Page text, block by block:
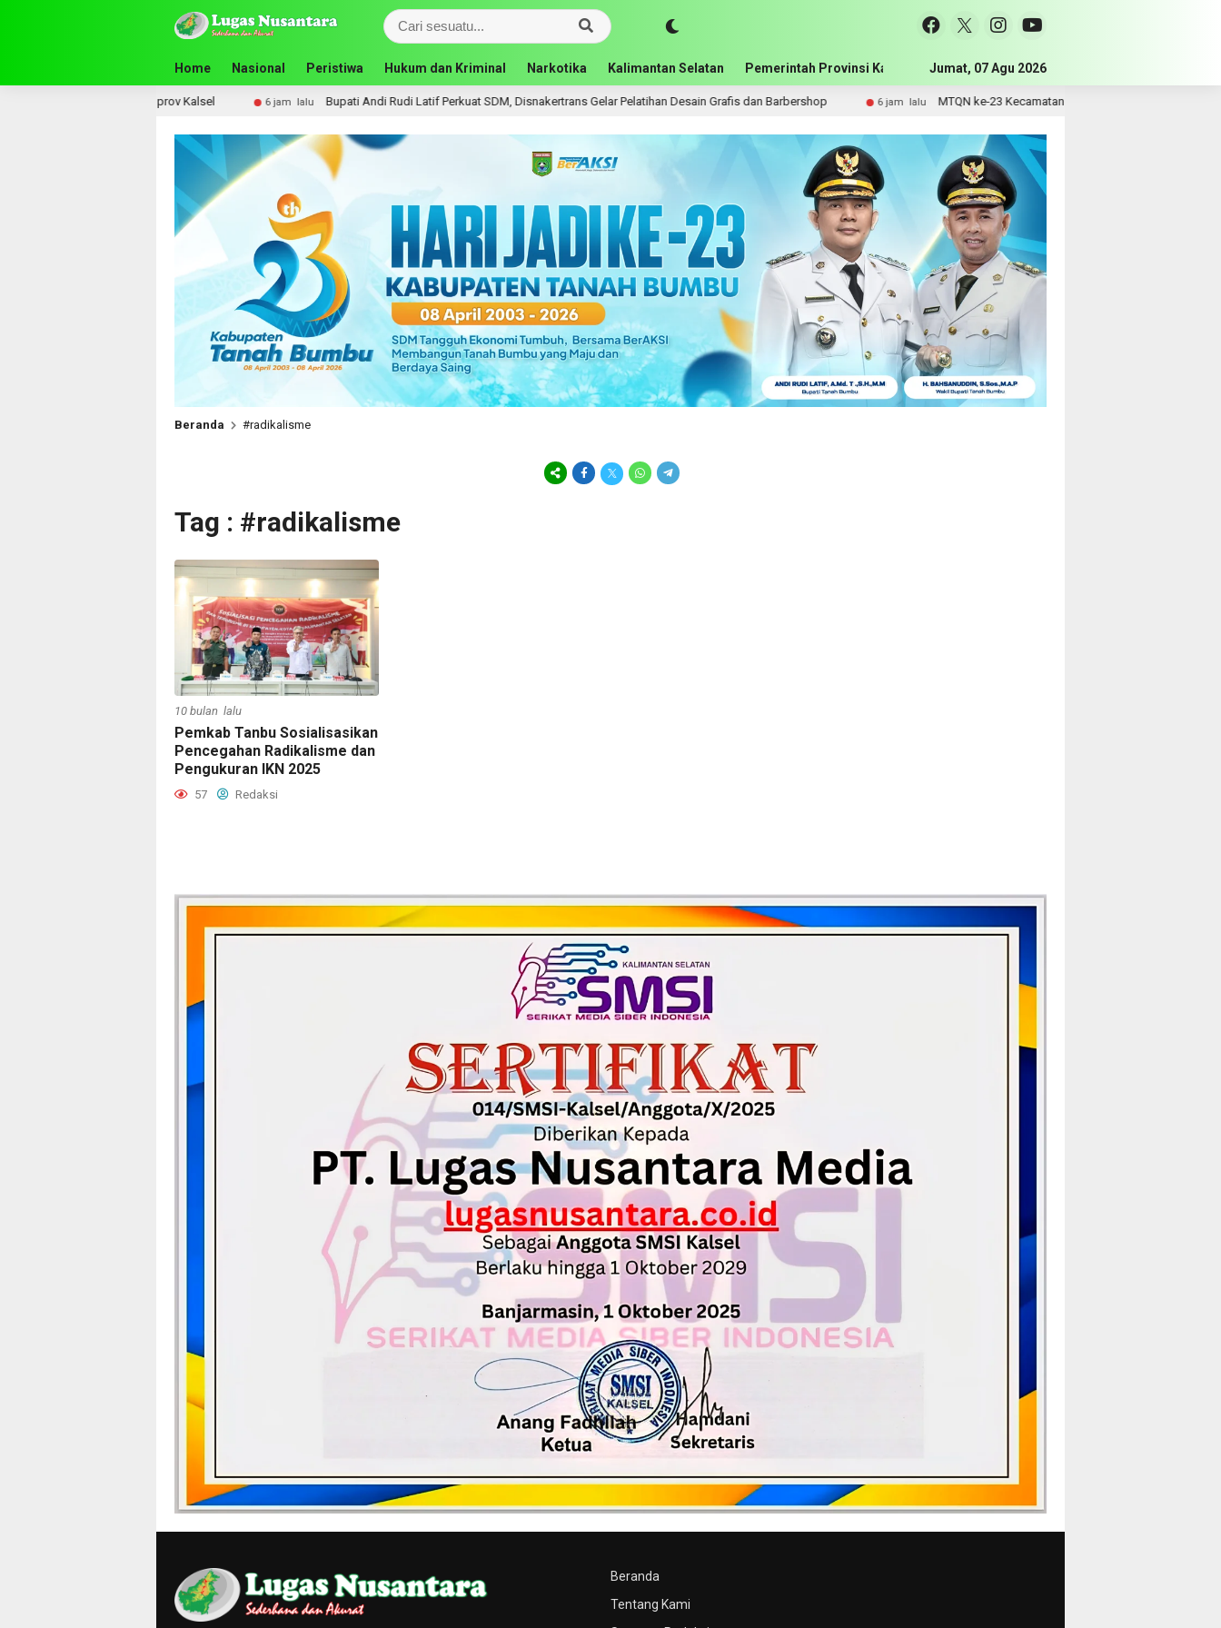
Home Nasional Peristiwa Hukum dan Kriminal Narkotika Kalimantan Selatan Pemerintah Provinsi Kalimantan Selatan Pemerintah Kabupaten Tanah
Jumat, 07 Agu 2026
6 jam lalu Bupati Andi Rudi Latif Perkuat SDM, Disnakertrans Gelar Pelatihan Desain Grafis dan Barbershop 6 jam lalu MTQN ke-23 Kecamatan Simpang Empat Resmi Dibuka, Bupati
Beranda #radikalisme
Tag : #radikalisme
10 bulan lalu
Pemkab Tanbu Sosialisasikan
Pencegahan Radikalisme dan
Pengukuran IKN 2025
57 Redaksi
Beranda
Tentang Kami